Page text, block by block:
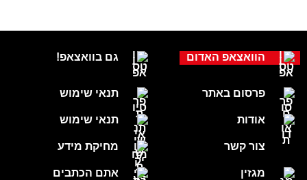
גם בוואצאפ!
תנאי שימוש
תנאי שימוש
מחיקת מידע
אתם הכתבים
הוואצאפ האדום
פרסום באתר
אודות
צור קשר
מגזין